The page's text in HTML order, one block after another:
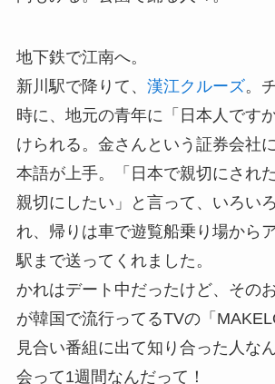
地下鉄で江南へ。
新川駅で降りて、 漢江クルーズ。
時に、地元の青年に「日本人です
けられる。金さんという証券会社
本語が上手。「日本で親切にされ
親切にしたい」と言って、いろい
れ、帰りは車で遊覧船乗り場から
駅まで送ってくれました。
かれはデート中だったけど、その
が韓国で流行ってるTVの「
見合い番組に出て知り合った人な
会って1週間なんだって！